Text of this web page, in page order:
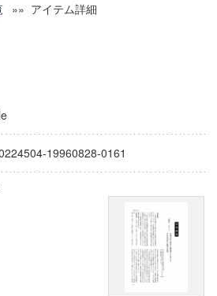
インスティテュート
究成果報告書
ィングプログラム「超成熟社会発展のサ
»» アイテム詳細
19960828-0161